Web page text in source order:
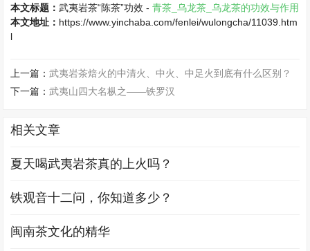
本文标题：武夷岩茶“陈茶”功效 -青茶_乌龙茶_乌龙茶的功效与作用
本文地址： https://www.yinchaba.com/fenlei/wulongcha/11039.htm
l
上一篇：武夷岩茶焙火的中清火、中火、中足火到底有什么区别？
下一篇：武夷山四大名枞之——铁罗汉
相关文章
夏天喝武夷岩茶真的上火吗？
铁观音十二问，你知道多少？
闽南茶文化的精华